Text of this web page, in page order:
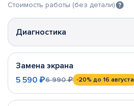
Стоимость работы (без детали)
Диагностика
Замена экрана
5 590 ₽6 990 ₽ -20% до 16 августа